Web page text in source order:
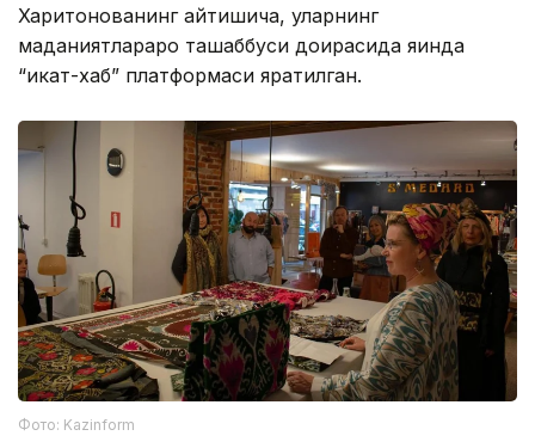
Харитонованинг айтишича, уларнинг
маданиятлараро ташаббуси доирасида яқинда
“икат-хаб” платформаси яратилган.
Фото: Kazinform